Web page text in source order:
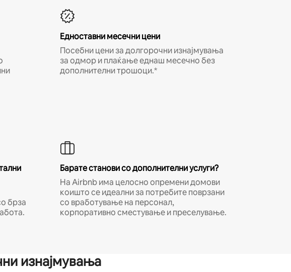
Едноставни месечни цени
Посебни цени за долгорочни изнајмувања
за одмор и плаќање еднаш месечно без
дополнителни трошоци.*
брза
Барате станови со дополнителни услуги?
На Airbnb има целосно опремени домови
коишто се идеални за потребите поврзани
со вработување на персонал,
корпоративно сместување и преселување.
изнајмувања